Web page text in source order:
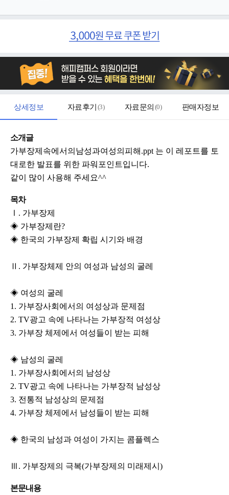
상세정보 자료후기 (3) 자료문의 (0) 판매자정보
소개글
가부장제속에서의남성과여성의피해.ppt 는 이 레포트를 토
대로한 발표를 위한 파워포인트입니다.
같이 많이 사용해 주세요^^
목차
Ⅰ. 가부장제
◈ 가부장제란?
◈ 한국의 가부장제 확립 시기와 배경
Ⅱ. 가부장체제 안의 여성과 남성의 굴레
◈ 여성의 굴레
1. 가부장사회에서의 여성상과 문제점
2. TV광고 속에 나타나는 가부장적 여성상
3. 가부장 체제에서 여성들이 받는 피해
◈ 남성의 굴레
1. 가부장사회에서의 남성상
2. TV광고 속에 나타나는 가부장적 남성상
3. 전통적 남성상의 문제점
4. 가부장 체제에서 남성들이 받는 피해
◈ 한국의 남성과 여성이 가지는 콤플렉스
Ⅲ. 가부장제의 극복(가부장제의 미래제시)
본문내용